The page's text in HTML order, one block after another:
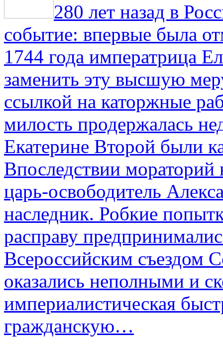
280 лет назад в
событие: впервые была
1744 года императрица
заменить эту высшую
ссылкой на каторжные
милость продержалась
Екатерине Второй были
Впоследствии мораторий
царь-освободитель
наследник. Робкие
расправу
Всероссийским съездом
оказались неполными и
империалистическая
гражданскую…